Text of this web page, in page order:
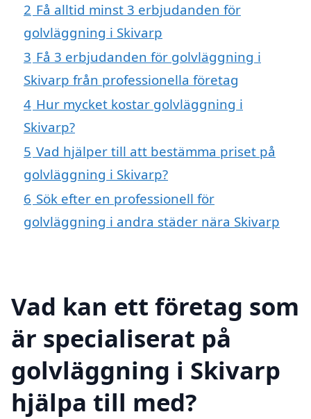
2 Få alltid minst 3 erbjudanden för
golvläggning i Skivarp
3 Få 3 erbjudanden för golvläggning i
Skivarp från professionella företag
4 Hur mycket kostar golvläggning i
Skivarp?
5 Vad hjälper till att bestämma priset på
golvläggning i Skivarp?
6 Sök efter en professionell för
golvläggning i andra städer nära Skivarp
Vad kan ett företag som
är specialiserat på
golvläggning i Skivarp
hjälpa till med?